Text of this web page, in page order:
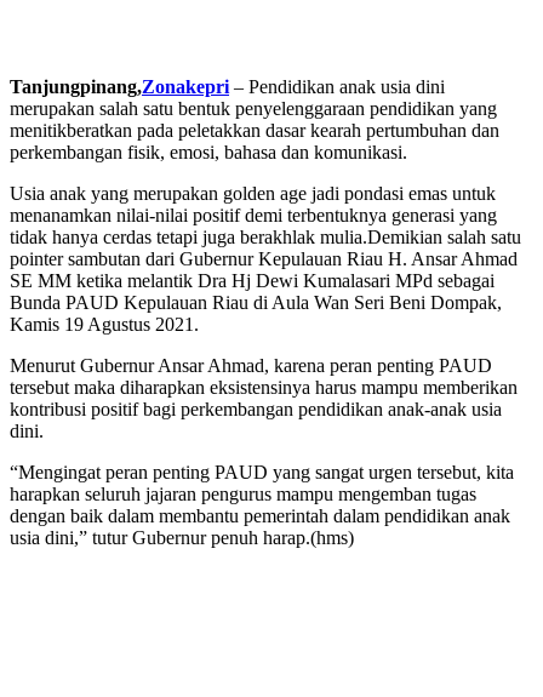
Tanjungpinang,Zonakepri – Pendidikan anak usia dini
merupakan salah satu bentuk penyelenggaraan pendidikan yang
menitikberatkan pada peletakkan dasar kearah pertumbuhan dan
perkembangan fisik, emosi, bahasa dan komunikasi.
Usia anak yang merupakan golden age jadi pondasi emas untuk
menanamkan nilai-nilai positif demi terbentuknya generasi yang
tidak hanya cerdas tetapi juga berakhlak mulia.Demikian salah satu
pointer sambutan dari Gubernur Kepulauan Riau H. Ansar Ahmad
SE MM ketika melantik Dra Hj Dewi Kumalasari MPd sebagai
Bunda PAUD Kepulauan Riau di Aula Wan Seri Beni Dompak,
Kamis 19 Agustus 2021.
Menurut Gubernur Ansar Ahmad, karena peran penting PAUD
tersebut maka diharapkan eksistensinya harus mampu memberikan
kontribusi positif bagi perkembangan pendidikan anak-anak usia
dini.
“Mengingat peran penting PAUD yang sangat urgen tersebut, kita
harapkan seluruh jajaran pengurus mampu mengemban tugas
dengan baik dalam membantu pemerintah dalam pendidikan anak
usia dini,” tutur Gubernur penuh harap.(hms)